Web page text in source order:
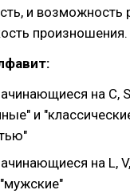
и возможность
на C,
и
на L,